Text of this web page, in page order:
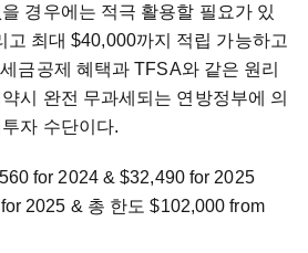
경우에는 적극 활용할 필요가 있
고 최대 $40,000까지 적립 가능하고
금공제 혜택과 TFSA와 같은 원리
시 완전 무과세되는 연방정부에 의
자 수단이다.
for 2024 & $32,490 for 2025
2025 & 총 한도 $102,000 from